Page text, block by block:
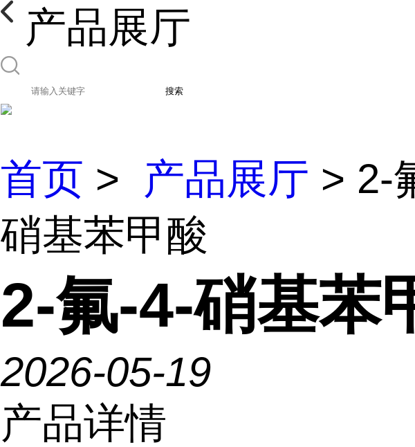
产品展厅
搜索
首页 > 产品展厅 > 2-
硝基苯甲酸
2-氟-4-硝基苯
2026-05-19
产品详情